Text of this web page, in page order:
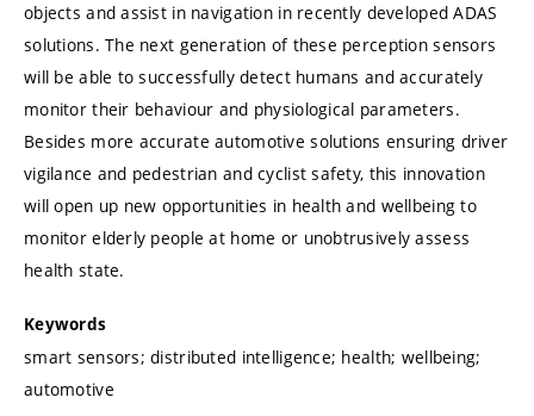
objects and assist in navigation in recently developed ADAS
solutions. The next generation of these perception sensors
will be able to successfully detect humans and accurately
monitor their behaviour and physiological parameters.
Besides more accurate automotive solutions ensuring driver
vigilance and pedestrian and cyclist safety, this innovation
will open up new opportunities in health and wellbeing to
monitor elderly people at home or unobtrusively assess
health state.
Keywords
smart sensors; distributed intelligence; health; wellbeing;
automotive